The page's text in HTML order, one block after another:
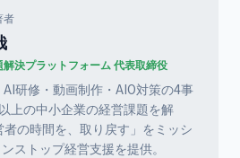
者
決プラットフォーム 代表取締役
AI研修・動画制作・AIO対策の4事
上の中小企業の経営課題を解
者の時間を、取り戻す」をミッシ
ストップ経営支援を提供。